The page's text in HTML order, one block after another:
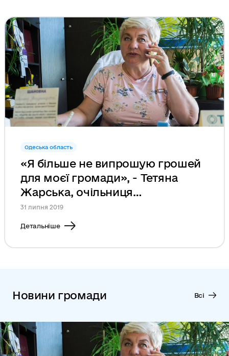
Одеська область
«Я більше не випрошую грошей
для моєї громади», - Тетяна
Жарська, очільниця
Великомихайлівської ОТГ
31 липня 2019
Детальніше
Новини громади Всі